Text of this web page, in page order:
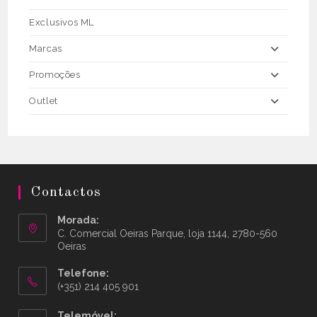
Exclusivos ML
Marcas
Promoções
Outlet
Contactos
Morada:
C. Comercial Oeiras Parque, loja 1144, 2780-560
Oeiras
Telefone:
(+351) 214 405 901